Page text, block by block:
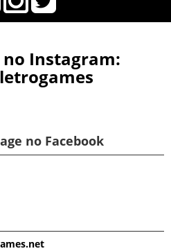
no Instagram:
no Facebook